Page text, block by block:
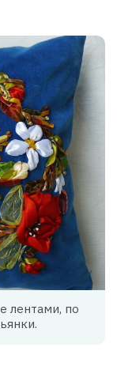
лентами, по